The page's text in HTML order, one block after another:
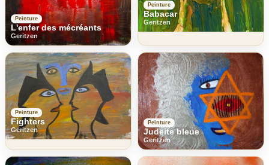
Peinture
L'enfer des mécréants
Geritzen
Peinture
Babacar
Geritzen
Peinture
Fighters
Geritzen
Peinture
Judeite bleue
Geritzen